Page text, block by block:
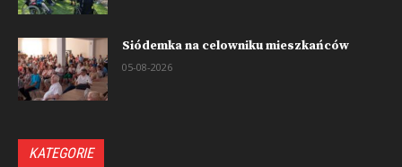
Siódemka na celowniku mieszkańców
05-08-2026
KATEGORIE